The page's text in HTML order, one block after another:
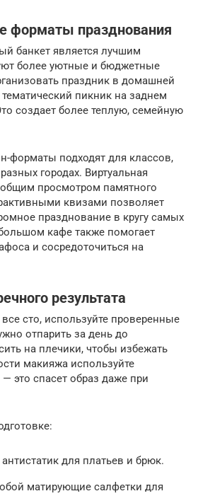
форматы празднования
банкет является лучшим
более уютные и бюджетные
праздник в домашней
пикник на заднем
создает более теплую, семейную
форматы подходят для классов,
городах. Виртуальная
просмотром памятного
квизами позволяет
празднование в кругу самых
кафе также помогает
и сосредоточиться на
результата
сто, используйте проверенные
отпарить за день до
на плечики, чтобы избежать
макияжа используйте
это спасет образ даже при
для платьев и брюк.
матирующие салфетки для